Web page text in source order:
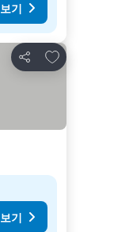
기
공유
즐겨찾기에 추가
기